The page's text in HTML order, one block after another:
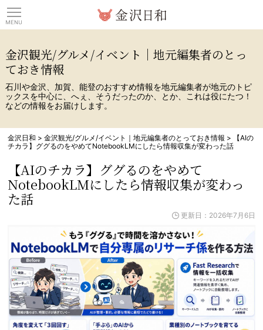
金沢観光/グルメ/イベント｜地元編集者のとっ
ておき情報
石川や金沢、加賀、能登のおすすめ情報を地元編集者が地元のトピ
ックスを中心に、へぇ、そうだったのか、とか、これは役にたつ！
などの情報をお届けします。
金沢日和 >金沢観光/グルメ/イベント｜地元編集者のとっておき情報 >
【AIの
チカラ】ググるのをやめてNotebookLMにしたら情報収集が変わった話
【AIのチカラ】ググるのをやめて
NotebookLMにしたら情報収集が変わっ
た話
更新日：2026年7月6日